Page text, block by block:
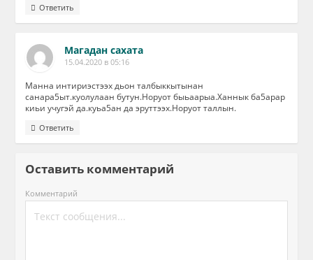
Ответить
Магадан сахата
15.04.2020 в 05:16
Манна интириэстээх дьон талбыккытынан
санара5ыт.куолулаан бутун.Норуот быьаарыа.Ханнык ба5арар
киьи учугэй да.куьа5ан да эруттээх.Норуот таллын.
Ответить
Оставить комментарий
Комментарий